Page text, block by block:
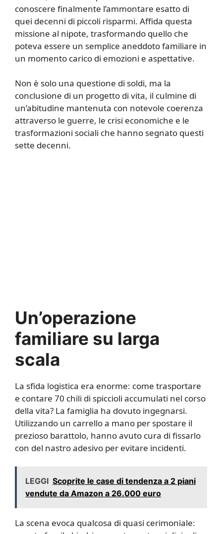
conoscere finalmente l’ammontare esatto di
quei decenni di piccoli risparmi. Affida questa
missione al nipote, trasformando quello che
poteva essere un semplice aneddoto familiare in
un momento carico di emozioni e aspettative.
Non è solo una questione di soldi, ma la
conclusione di un progetto di vita, il culmine di
un’abitudine mantenuta con notevole coerenza
attraverso le guerre, le crisi economiche e le
trasformazioni sociali che hanno segnato questi
sette decenni.
Un’operazione
familiare su larga
scala
La sfida logistica era enorme: come trasportare
e contare 70 chili di spiccioli accumulati nel corso
della vita? La famiglia ha dovuto ingegnarsi.
Utilizzando un carrello a mano per spostare il
prezioso barattolo, hanno avuto cura di fissarlo
con del nastro adesivo per evitare incidenti.
LEGGI Scoprite le case di tendenza a 2 piani
vendute da Amazon a 26.000 euro
La scena evoca qualcosa di quasi cerimoniale: